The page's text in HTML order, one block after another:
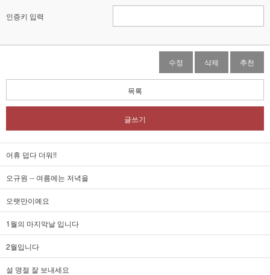
인증키 입력
수정 삭제 추천
목록
글쓰기
어휴 덥다 더워!!
오규원 -- 여름에는 저녁을
오랫만이예요
1월의 마지막날 입니다
2월입니다
설 명절 잘 보내세요